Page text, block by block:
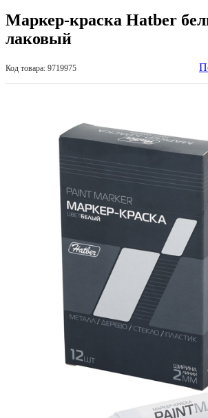
Маркер-краска Hatber
лаковый
Код товара: 9719975